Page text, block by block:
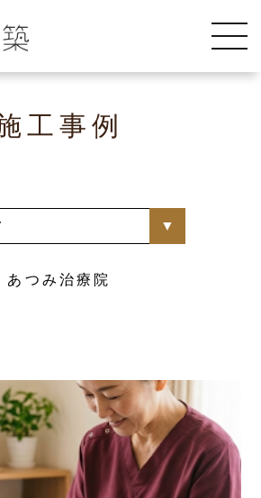
工事例
あつみ治療院